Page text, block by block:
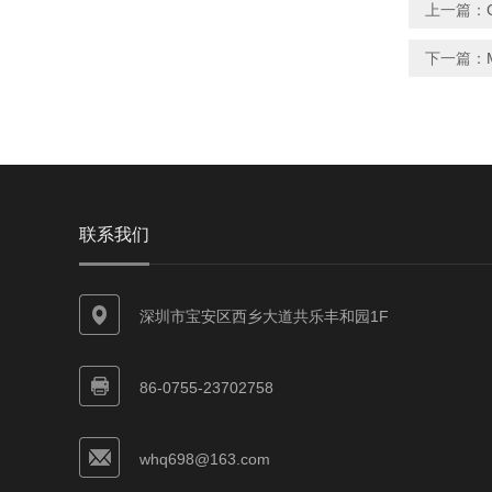
上一篇：
下一篇：
联系我们
深圳市宝安区西乡大道共乐丰和园1F
86-0755-23702758
whq698@163.com